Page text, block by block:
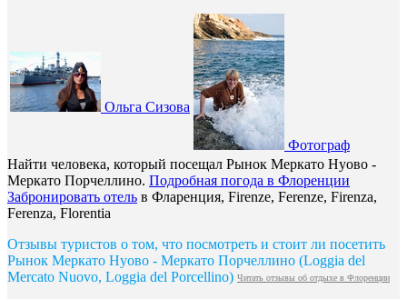
Ольга Сизова
Фотограф
Найти человека, который посещал Рынок Меркато Нуово -
Меркато Порчеллино. Подробная погода в Флоренции
Забронировать отель в Фларенция, Firenze, Ferenze, Firenza,
Ferenza, Florentia
Отзывы туристов о том, что посмотреть и стоит ли посетить
Рынок Меркато Нуово - Меркато Порчеллино (Loggia del
Mercato Nuovo, Loggia del Porcellino) Читать отзывы об отдыхе в Флоренции